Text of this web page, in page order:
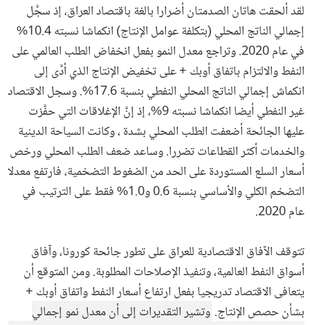
لقد ألحقت هاتان الصدمتان أضرارا بالغة باقتصاد العراق، إذ سجَّل
إجمالي الناتج المحلي (بتكلفة عوامل الإنتاج) انكماشا نسبته 10.4%
في عام 2020. وتراجع معدل النمو بفعل انخفاض الطلب العالمي على
النفط والالتزام باتفاق أوبك + على تخفيض الإنتاج الذي أدَّى إلى
انكماش إجمالي الناتج المحلي النفطي بنسبة 17.6%. وسجل الاقتصاد
غير النفطي أيضا انكماشا نسبته 9%، إذ إنَّ الإغلاقات التي حفَّزت
عليها الجائحة أضعفت الطلب المحلي بشدة ، وكانت السياحة الدينية
والخدمات أكثر القطاعات تضررا. وساعد ضعف الطلب المحلي ورخص
أسعار السلع المستوردة على الحد من الضغوط التضخمية، فارتفع معدلا
التضخم الكلي والأساسي بنسبة 0.6 و1.0% فقط على الترتيب في
عام 2020.
تتوقف الآفاق الاقتصادية للعراق على تطور جائحة كورونا، وآفاق
أسواق النفط العالمية، وتنفيذ الإصلاحات المطلوبة. ومن المتوقع أن
يتعافى الاقتصاد تدريجيا بفعل ارتفاع أسعار النفط واتفاق أوبك +
بشأن حصص الإنتاج. وتشير التقديرات إلى أن معدل نمو إجمالي